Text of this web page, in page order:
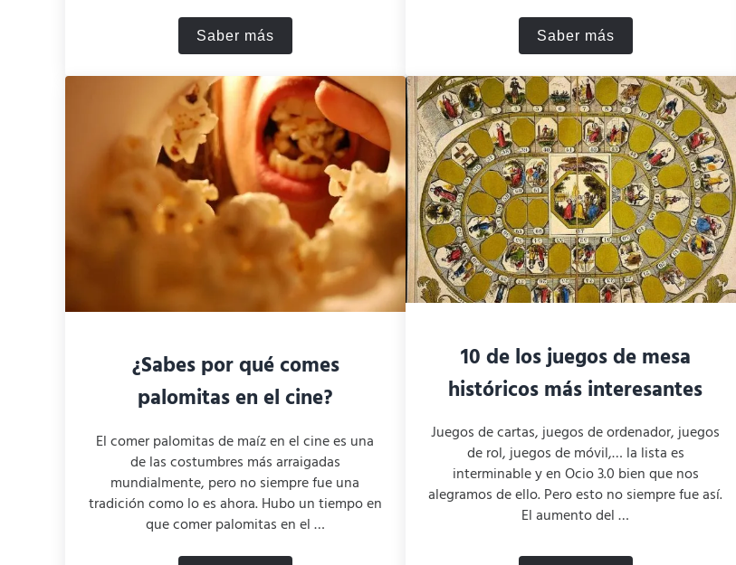
Saber másVikings 3×07: París Saber másVikings 3×06: Born
¿Sabes por qué comes
palomitas en el cine?
El comer palomitas de maíz en el cine es una
de las costumbres más arraigadas
mundialmente, pero no siempre fue una
tradición como lo es ahora. Hubo un tiempo en
que comer palomitas en el …
10 de los juegos de mesa
históricos más interesantes
Juegos de cartas, juegos de ordenador, juegos
de rol, juegos de móvil,… la lista es
interminable y en Ocio 3.0 bien que nos
alegramos de ello. Pero esto no siempre fue así.
El aumento del …